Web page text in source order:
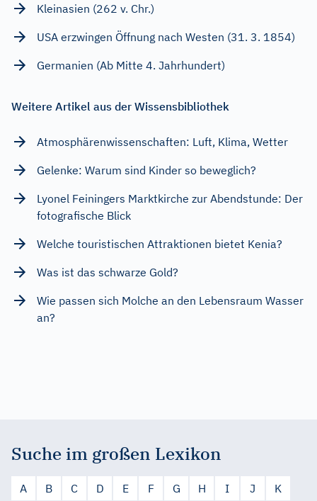
Kleinasien (262 v. Chr.)
USA erzwingen Öffnung nach Westen (31. 3. 1854)
Germanien (Ab Mitte 4. Jahrhundert)
Weitere Artikel aus der Wissensbibliothek
Atmosphärenwissenschaften: Luft, Klima, Wetter
Gelenke: Warum sind Kinder so beweglich?
Lyonel Feiningers Marktkirche zur Abendstunde: Der
fotografische Blick
Welche touristischen Attraktionen bietet Kenia?
Was ist das schwarze Gold?
Wie passen sich Molche an den Lebensraum Wasser
an?
Suche im großen Lexikon
A B C D E F G H I J
K